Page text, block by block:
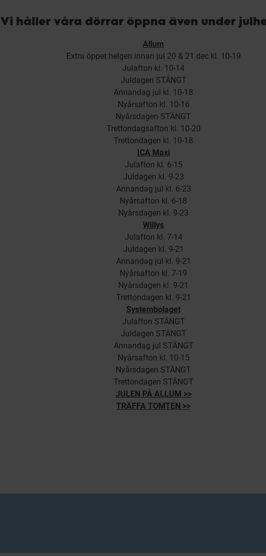
Vi håller våra dörrar öppna även under
Allum
Extra öppet helgen innan jul 20 & 21 dec kl. 10-19
Julafton kl. 10-14
Juldagen STÄNGT
Annandag jul kl. 10-18
Nyårsafton kl. 10-16
Nyårsdagen STÄNGT
Trettondagsafton kl. 10-20
Trettondagen kl. 10-18
ICA Maxi
Julafton kl. 6-15
Juldagen kl. 9-23
Annandag jul kl. 6-23
Nyårsafton kl. 6-18
Nyårsdagen kl. 9-23
Willys
Julafton kl. 7-14
Juldagen kl. 9-21
Annandag jul kl. 9-21
Nyårsafton kl. 7-19
Nyårsdagen kl. 9-21
Trettondagen kl. 9-21
Systembolaget
Julafton STÄNGT
Juldagen STÄNGT
Annandag jul STÄNGT
Nyårsafton kl. 10-15
Nyårsdagen STÄNGT
Trettondagen STÄNGT
JULEN PÅ ALLUM >>
TRÄFFA TOMTEN >>